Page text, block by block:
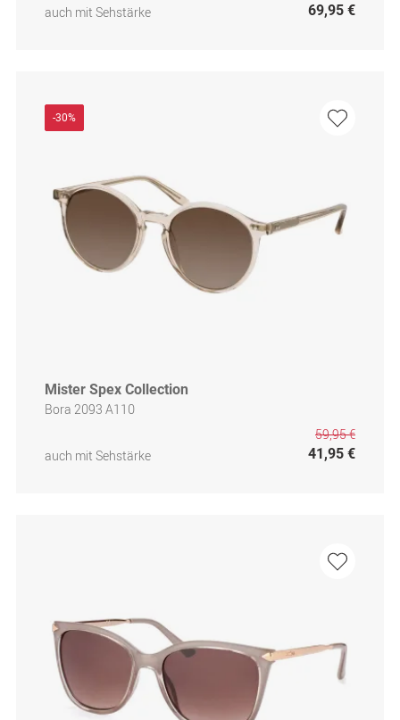
auch mit Sehstärke
69,95 €
-30%
Mister Spex Collection
Bora 2093 A110
auch mit Sehstärke
59,95 €
41,95 €